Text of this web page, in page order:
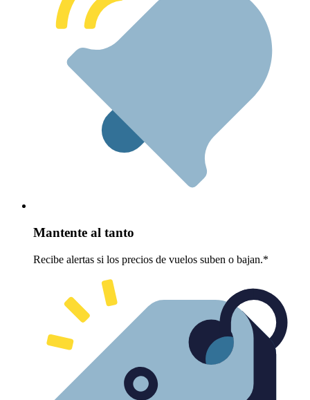
Mantente al tanto
Recibe alertas si los precios de vuelos suben o bajan.*